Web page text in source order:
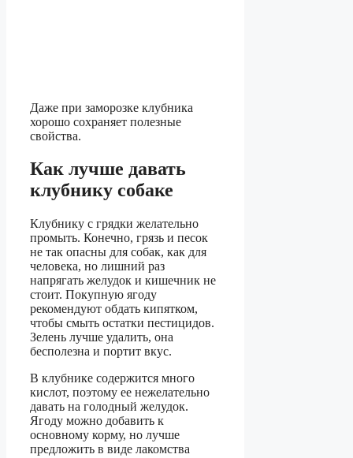
Даже при заморозке клубника
хорошо сохраняет полезные
свойства.
Как лучше давать
клубнику собаке
Клубнику с грядки желательно
промыть. Конечно, грязь и песок
не так опасны для собак, как для
человека, но лишний раз
напрягать желудок и кишечник не
стоит. Покупную ягоду
рекомендуют обдать кипятком,
чтобы смыть остатки пестицидов.
Зелень лучше удалить, она
бесполезна и портит вкус.
В клубнике содержится много
кислот, поэтому ее нежелательно
давать на голодный желудок.
Ягоду можно добавить к
основному корму, но лучше
предложить в виде лакомства